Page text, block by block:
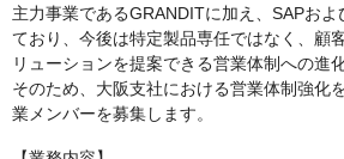
主力事業であるGRANDITに加え、SAPお
ており、今後は特定製品専任ではなく、顧
リューションを提案できる営業体制への進
そのため、大阪支社における営業体制強化
業メンバーを募集します。